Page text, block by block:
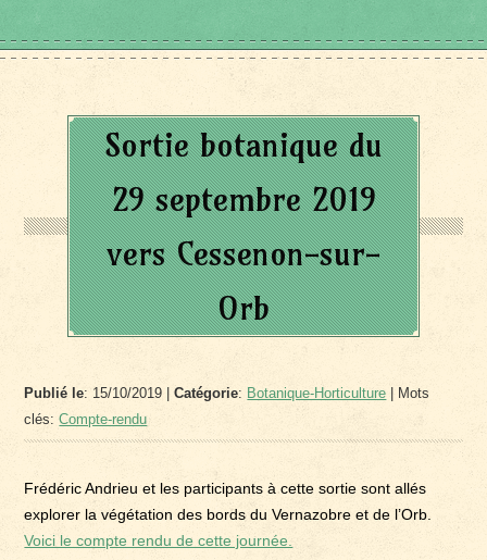
Sortie botanique du
29 septembre 2019
vers Cessenon-sur-
Orb
Publié le: 15/10/2019 |Catégorie: Botanique-Horticulture | Mots
clés:Compte-rendu
Frédéric Andrieu et les participants à cette sortie sont allés
explorer la végétation des bords du Vernazobre et de l’Orb.
Voici le compte rendu de cette journée.